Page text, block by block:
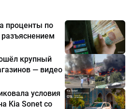
проценты по
крупный
— видео
условия
Kia Sonet со